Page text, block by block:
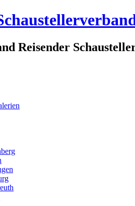
Reisender